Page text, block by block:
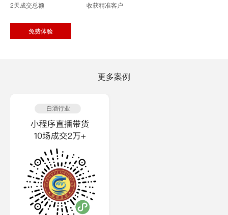
2天成交总额 收获精准客户
免费体验
更多案例